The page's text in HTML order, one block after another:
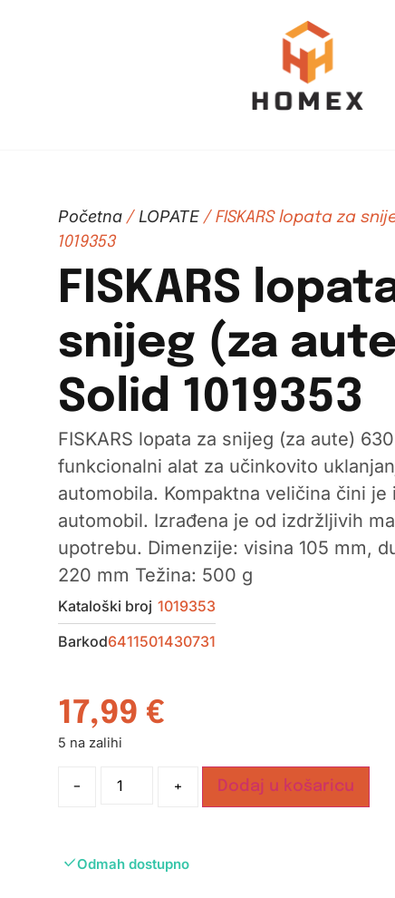
Početna/ LOPATE/ FISKARS lopata za
1019353
FISKARS
snijeg (za
Solid 1019353
FISKARS lopata za snijeg (za aute)
funkcionalni alat za učinkovito
automobila. Kompaktna veličina čini je
automobil. Izrađena je od izdržljivih
upotrebu. Dimenzije: visina 105 mm,
220 mm Težina: 500 g
Kataloški broj 1019353
Barkod6411501430731
17,99 €
5 na zalihi
- + Dodaj u košaricu
Odmah dostupno